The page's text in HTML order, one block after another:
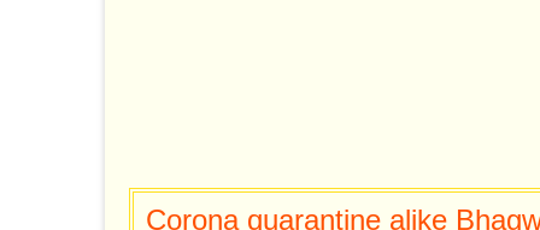
Corona quarantine alike